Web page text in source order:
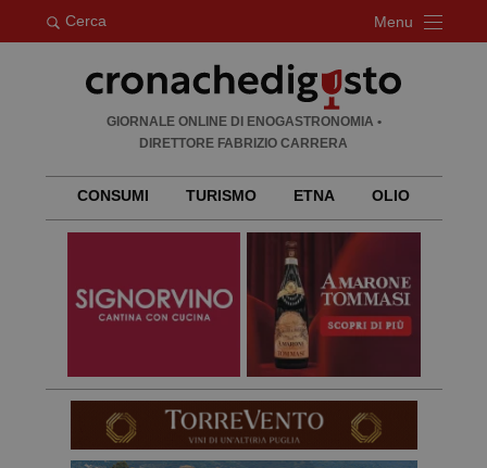
Cerca Menu
per:
GIORNALE ONLINE DI ENOGASTRONOMIA •
DIRETTORE FABRIZIO CARRERA
CONSUMI TURISMO ETNA OLIO